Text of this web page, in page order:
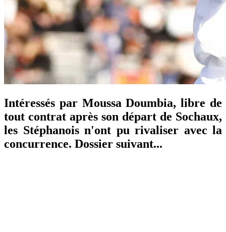
Intéressés par Moussa Doumbia, libre de
tout contrat après son départ de Sochaux,
les Stéphanois n'ont pu rivaliser avec la
concurrence. Dossier suivant...